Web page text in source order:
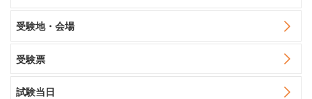
受験地・会場
受験票
試験当日